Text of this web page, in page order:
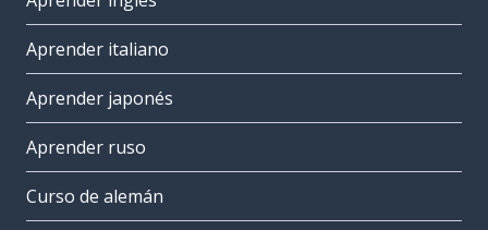
Aprender italiano
Aprender japonés
Aprender ruso
Curso de alemán